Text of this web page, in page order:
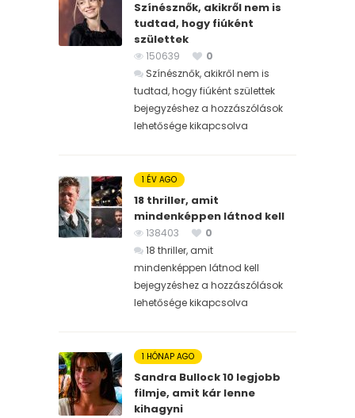
Színésznők, akikről nem is
tudtad, hogy fiúként
születtek
150639
0
Színésznők, akikről nem is
tudtad, hogy fiúként születtek
bejegyzéshez a hozzászólások
lehetősége kikapcsolva
1 ÉV AGO
18 thriller, amit
mindenképpen látnod kell
138403
0
18 thriller, amit
mindenképpen látnod kell
bejegyzéshez a hozzászólások
lehetősége kikapcsolva
1 HÓNAP AGO
Sandra Bullock 10 legjobb
filmje, amit kár lenne
kihagyni